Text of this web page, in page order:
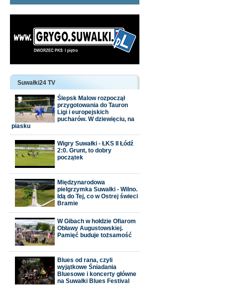
Suwałki24 TV
Ślepsk Malow rozpoczął
przygotowania do Tauron
Ligi i europejskich
pucharów. W dziewięciu, na
piasku
Wigry Suwałki - ŁKS II Łódź
2:0. Grunt, to dobry
początek
Międzynarodowa
pielgrzymka Suwałki - Wilno.
Idą do Tej, co w Ostrej świeci
Bramie
W Gibach w hołdzie Ofiarom
Obławy Augustowskiej.
Pamięć buduje tożsamość
Blues od rana, czyli
wyjątkowe Śniadania
Bluesowe i koncerty główne
na Suwałki Blues Festival